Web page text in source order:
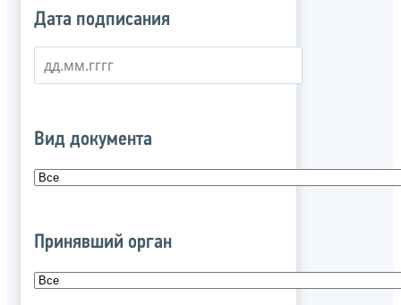
Дата подписания
Вид документа
Принявший орган